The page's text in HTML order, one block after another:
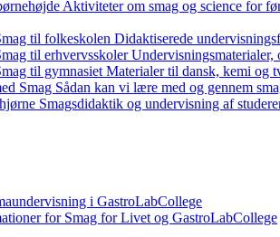
Aktiviteter om smag og science for
til folkeskolen Didaktiserede
til erhvervsskolerUndervisningsmaterialer,
til gymnasiet Materialer til dansk, kemi og
Smag Sådan kan vi lære med og gennem
Smagsdidaktik og undervisning af
i GastroLabCollege
for Smag for Livet og GastroLabCollege